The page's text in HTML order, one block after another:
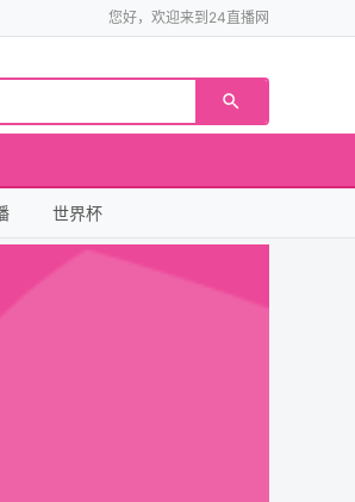
您好，欢迎来到24直播网
世界杯